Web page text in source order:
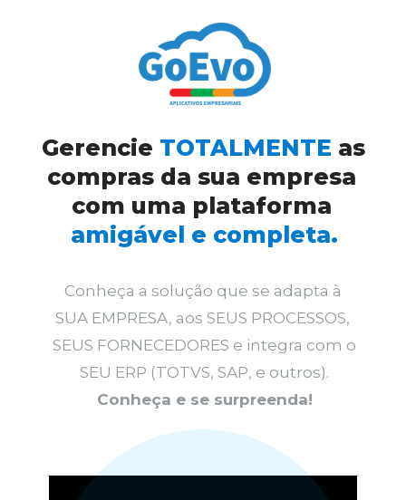
Gerencie TOTALMENTE as
compras da sua empresa
amigável e completa.
Conheça a solução que se adapta à
SUA EMPRESA, aos SEUS PROCESSOS,
SEUS FORNECEDORES e integra com o
SEU ERP (TOTVS, SAP, e outros).
Conheça e se surpreenda!